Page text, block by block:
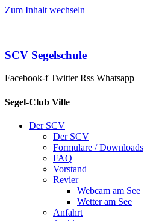
Zum Inhalt wechseln
SCV Segelschule
Facebook-f Twitter Rss Whatsapp
Segel-Club Ville
Der SCV
Der SCV
Formulare / Downloads
FAQ
Vorstand
Revier
Webcam am See
Wetter am See
Anfahrt